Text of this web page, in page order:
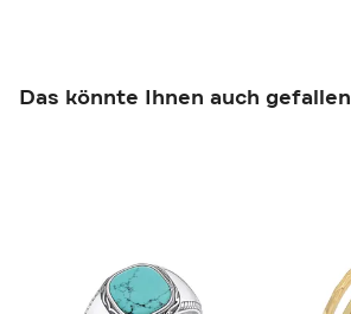
Das könnte Ihnen auch gefallen